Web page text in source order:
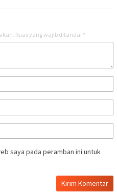
Ruas yang wajib ditandai *
saya pada peramban ini untuk